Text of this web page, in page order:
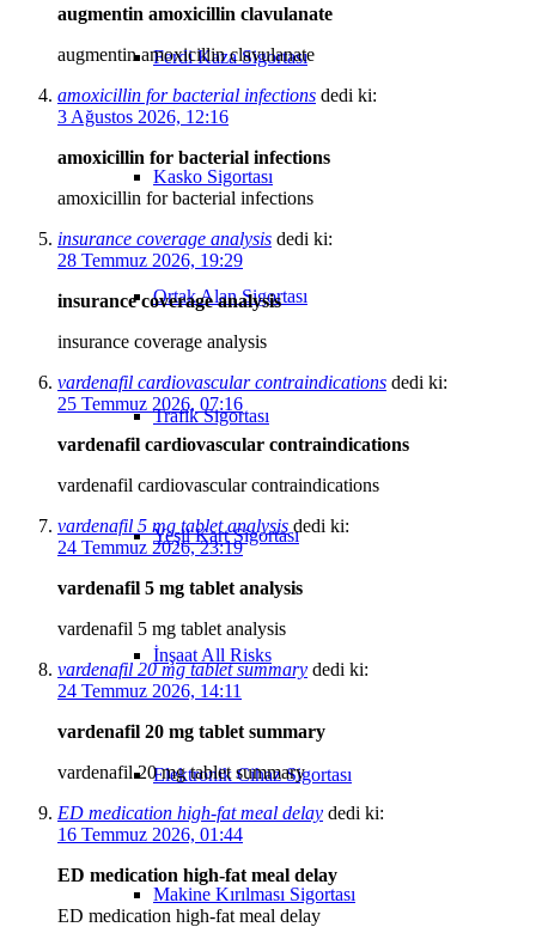
Ferdi Kaza Sigortası
Kasko Sigortası
Ortak Alan Sigortası
Trafik Sigortası
Yeşil Kart Sigortası
İnşaat All Risks
Elektronik Cihaz Sigortası
Makine Kırılması Sigortası
augmentin amoxicillin clavulanate
augmentin amoxicillin clavulanate
amoxicillin for bacterial infections dedi ki:
3 Ağustos 2026, 12:16
amoxicillin for bacterial infections
amoxicillin for bacterial infections
insurance coverage analysis dedi ki:
28 Temmuz 2026, 19:29
insurance coverage analysis
insurance coverage analysis
vardenafil cardiovascular contraindications dedi ki:
25 Temmuz 2026, 07:16
vardenafil cardiovascular contraindications
vardenafil cardiovascular contraindications
vardenafil 5 mg tablet analysis dedi ki:
24 Temmuz 2026, 23:19
vardenafil 5 mg tablet analysis
vardenafil 5 mg tablet analysis
vardenafil 20 mg tablet summary dedi ki:
24 Temmuz 2026, 14:11
vardenafil 20 mg tablet summary
vardenafil 20 mg tablet summary
ED medication high‑fat meal delay dedi ki:
16 Temmuz 2026, 01:44
ED medication high‑fat meal delay
ED medication high‑fat meal delay